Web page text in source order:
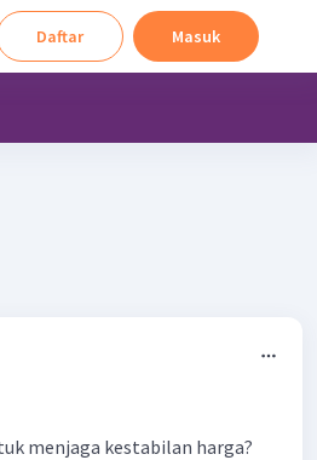
Daftar Masuk
menjaga kestabilan harga?